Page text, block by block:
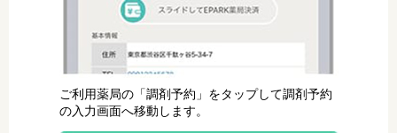
ご利用薬局の「調剤予約」をタップして調剤予約
の入力画面へ移動します。